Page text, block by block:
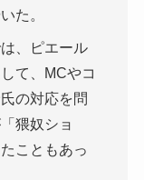
た。
、ピエール
て、MCやコ
の対応を問
猥奴ショ
こともあっ